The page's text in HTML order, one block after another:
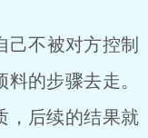
不被对方控制
的步骤去走。
，后续的结果就